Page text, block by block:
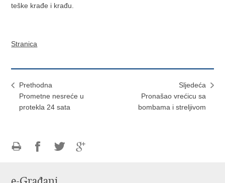
teške krađe i krađu.
Stranica
Prethodna
Prometne nesreće u
protekla 24 sata
Sljedeća
Pronašao vrećicu sa
bombama i streljivom
FacebookuTwitteru